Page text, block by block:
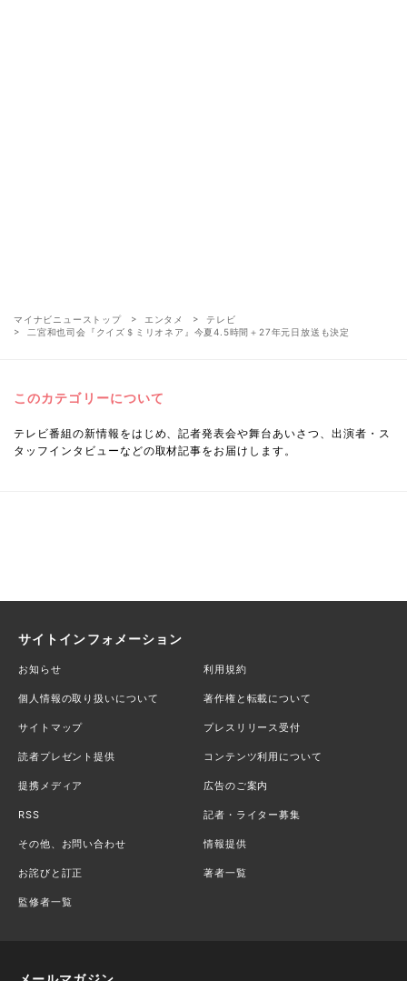
マイナビニューストップ エンタメ
テレビ
二宮和也司会『クイズ＄ミリオネア』今夏4.5時間＋27年元日放送も決定
このカテゴリーについて
テレビ番組の新情報をはじめ、記者発表会や舞台あいさつ、出演者・ス
タッフインタビューなどの取材記事をお届けします。
サイトインフォメーション
お知らせ 利用規約
個人情報の取り扱いについて 著作権と転載について
サイトマップ プレスリリース受付
読者プレゼント提供 コンテンツ利用について
提携メディア 広告のご案内
RSS 記者・ライター募集
その他、お問い合わせ 情報提供
お詫びと訂正 著者一覧
監修者一覧